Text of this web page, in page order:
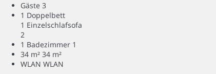
Gäste 3
1 Doppelbett
1 Einzelschlafsofa
2
1 Badezimmer 1
34 m² 34 m²
WLAN WLAN